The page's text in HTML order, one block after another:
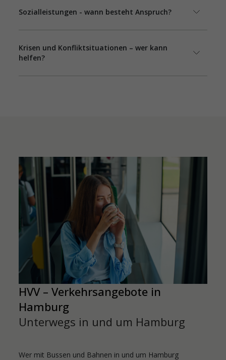
Sozialleistungen - wann besteht Anspruch?
Krisen und Konfliktsituationen – wer kann
helfen?
HVV – Verkehrsangebote in
Hamburg
Unterwegs in und um Hamburg
Wer mit Bussen und Bahnen in und um Hamburg